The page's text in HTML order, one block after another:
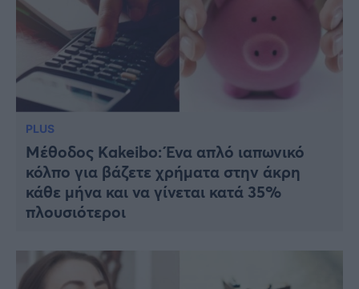
PLUS
Μέθοδος Kakeibo: Ένα απλό ιαπωνικό
κόλπο για βάζετε χρήματα στην άκρη
κάθε μήνα και να γίνεται κατά 35%
πλουσιότεροι